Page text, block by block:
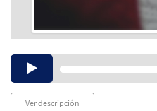
Ver descripción